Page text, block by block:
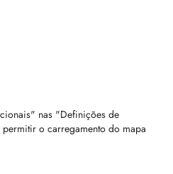
nas "Definições de
o carregamento do mapa